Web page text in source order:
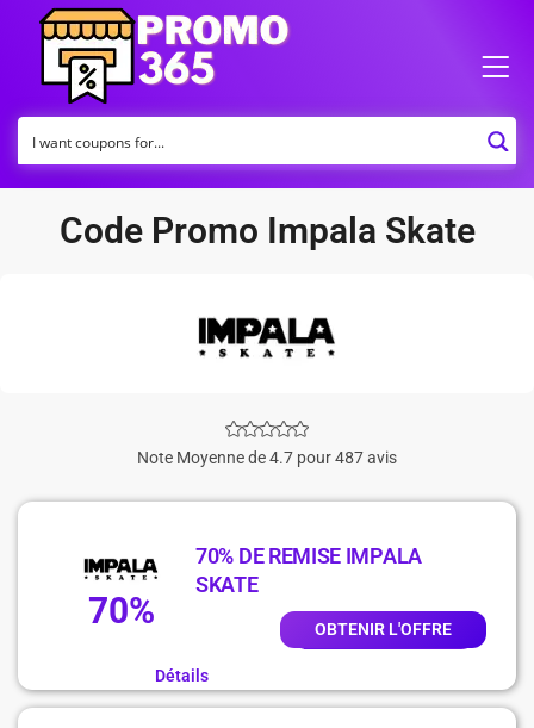
Code Promo Impala Skate
Note Moyenne de 4.7 pour 487 avis
70%
70% DE REMISE IMPALA
SKATE
OBTENIR L'OFFRE
Détails